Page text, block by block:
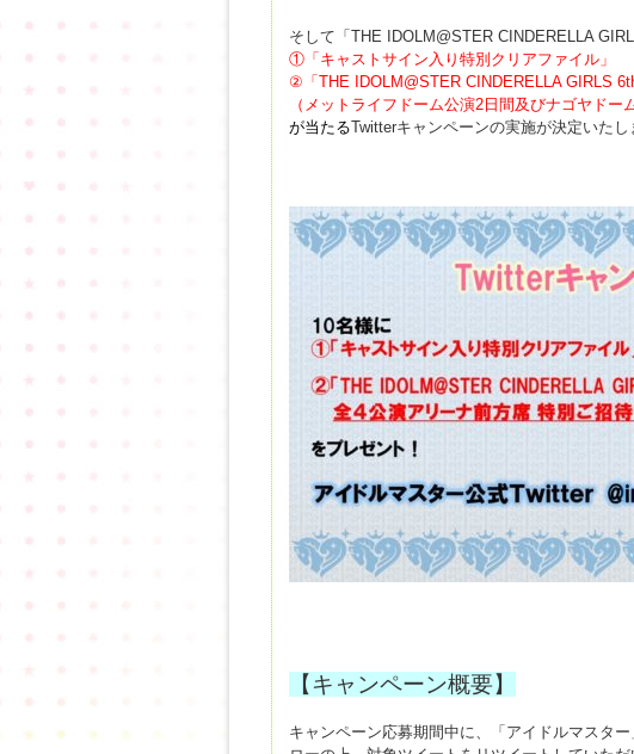
そして「THE IDOLM@STER CINDERELLA
①「キャストサイン入り特別クリアファイル」
②「THE IDOLM@STER CINDERELLA GIRLS
（メットライフドーム公演2日間及びナゴヤドー
が当たるTwitterキャンペーンの実施が決定いたし
【キャンペーン概要】
キャンペーン応募期間中に、「アイドルマスタ